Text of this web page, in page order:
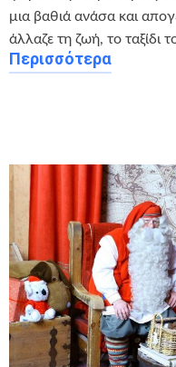
μια βαθιά ανάσα και
άλλαζε τη ζωή, το
Περισσότερα